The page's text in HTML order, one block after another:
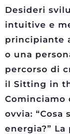
Desideri
intuitive e
principiante
o una
percorso di
il Sitting in
Cominciamo
ovvia:
energia?”